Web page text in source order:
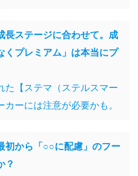
長ステージに合わせて。成
くプレミアム」は本当にプ
【ステマ（ステルスマー
ーには注意が必要かも。
初から「○○に配慮」のフー
？